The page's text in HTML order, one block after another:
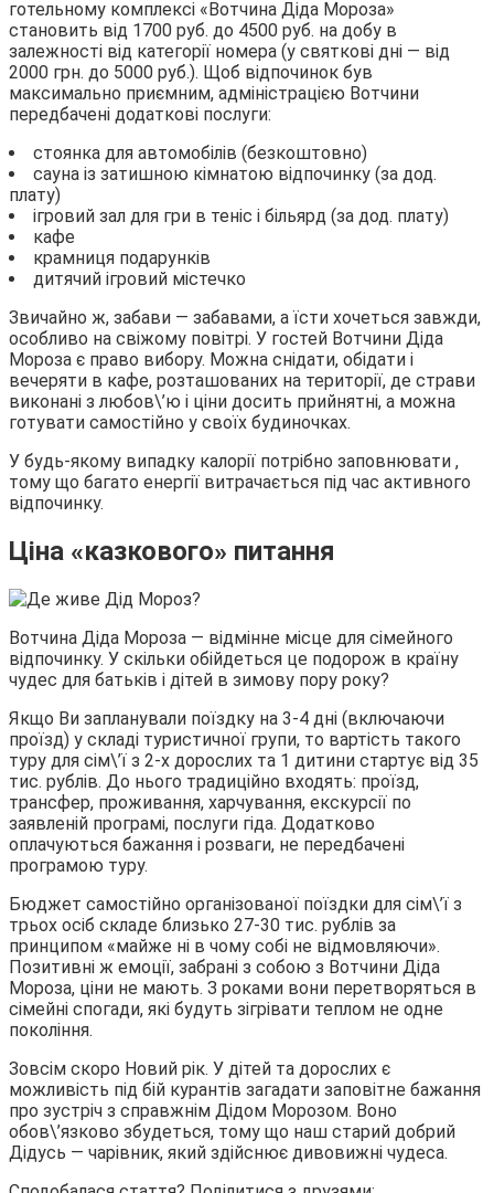
готельному комплексі «Вотчина Діда Мороза»
становить від 1700 руб. до 4500 руб. на добу в
залежності від категорії номера (у святкові дні — від
2000 грн. до 5000 руб.). Щоб відпочинок був
максимально приємним, адміністрацією Вотчини
передбачені додаткові послуги:
стоянка для автомобілів (безкоштовно)
сауна із затишною кімнатою відпочинку (за дод.
плату)
ігровий зал для гри в теніс і більярд (за дод. плату)
кафе
крамниця подарунків
дитячий ігровий містечко
Звичайно ж, забави — забавами, а їсти хочеться завжди,
особливо на свіжому повітрі. У гостей Вотчини Діда
Мороза є право вибору. Можна снідати, обідати і
вечеряти в кафе, розташованих на території, де страви
виконані з любов\’ю і ціни досить прийнятні, а можна
готувати самостійно у своїх будиночках.
У будь-якому випадку калорії потрібно заповнювати ,
тому що багато енергії витрачається під час активного
відпочинку.
Ціна «казкового» питання
Вотчина Діда Мороза — відмінне місце для сімейного
відпочинку. У скільки обійдеться це подорож в країну
чудес для батьків і дітей в зимову пору року?
Якщо Ви запланували поїздку на 3-4 дні (включаючи
проїзд) у складі туристичної групи, то вартість такого
туру для сім\’ї з 2-х дорослих та 1 дитини стартує від 35
тис. рублів. До нього традиційно входять: проїзд,
трансфер, проживання, харчування, екскурсії по
заявленій програмі, послуги гіда. Додатково
оплачуються бажання і розваги, не передбачені
програмою туру.
Бюджет самостійно організованої поїздки для сім\’ї з
трьох осіб складе близько 27-30 тис. рублів за
принципом «майже ні в чому собі не відмовляючи».
Позитивні ж емоції, забрані з собою з Вотчини Діда
Мороза, ціни не мають. З роками вони перетворяться в
сімейні спогади, які будуть зігрівати теплом не одне
покоління.
Зовсім скоро Новий рік. У дітей та дорослих є
можливість під бій курантів загадати заповітне бажання
про зустріч з справжнім Дідом Морозом. Воно
обов\’язково збудеться, тому що наш старий добрий
Дідусь — чарівник, який здійснює дивовижні чудеса.